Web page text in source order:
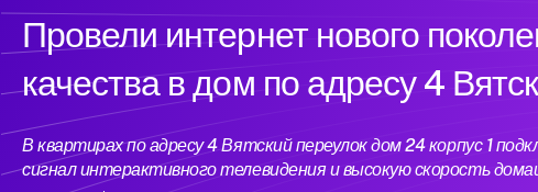
Провели интернет нового
качества в дом по адресу 4
В квартирах по адресу 4 Вятский переулок дом 24 корпус 1
сигнал интерактивного телевидения и высокую скорость